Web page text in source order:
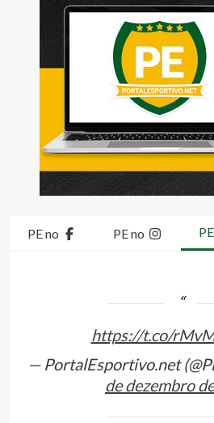
PE no PE no
https://t.co/
— PortalEsportivo.net
de dezembro